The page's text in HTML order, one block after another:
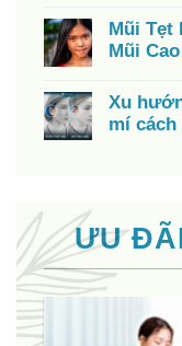
Mũi Tẹt
Mũi
Xu
mí
ƯU